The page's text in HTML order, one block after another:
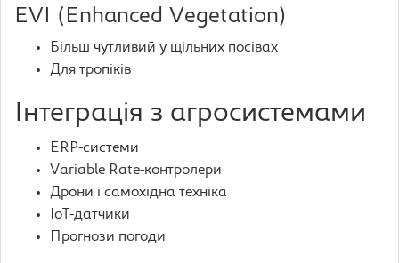
EVI (Enhanced Vegetation)
Більш чутливий у щільних посівах
Для тропіків
Інтеграція з агросистемами
ERP-системи
Variable Rate-контролери
Дрони і самохідна техніка
IoT-датчики
Прогнози погоди